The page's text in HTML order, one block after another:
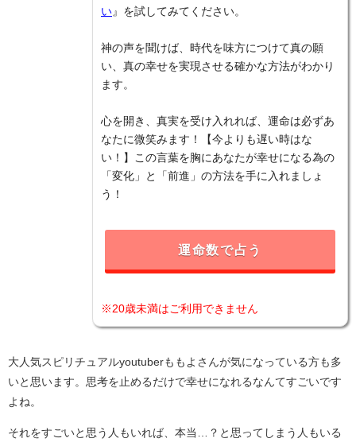
い 』を試してみてください。
神の声を聞けば、時代を味方につけて真の願
い、真の幸せを実現させる確かな方法がわかり
ます。
心を開き、真実を受け入れれば、運命は必ずあ
なたに微笑みます！【今よりも遅い時はな
い！】この言葉を胸にあなたが幸せになる為の
「変化」と「前進」の方法を手に入れましょ
う！
運命数で占う
※20歳未満はご利用できません
大人気スピリチュアルyoutuberももよさんが気になっている方も多
いと思います。思考を止めるだけで幸せになれるなんてすごいです
よね。
それをすごいと思う人もいれば、本当…？と思ってしまう人もいる